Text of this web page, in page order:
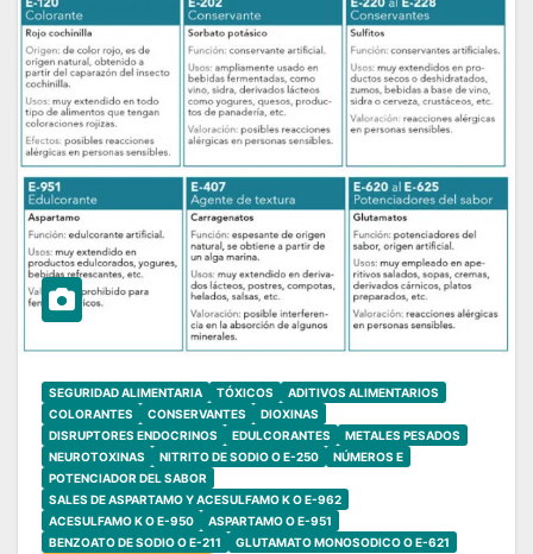
SEGURIDAD ALIMENTARIA TÓXICOS
ADITIVOS ALIMENTARIOS
COLORANTES
CONSERVANTES
DIOXINAS
DISRUPTORES ENDOCRINOS
EDULCORANTES
METALES PESADOS
NEUROTOXINAS
NITRITO DE SODIO O E-250
NÚMEROS E
POTENCIADOR DEL SABOR
SALES DE ASPARTAMO Y ACESULFAMO K O E-962
ACESULFAMO K O E-950
ASPARTAMO O E-951
BENZOATO DE SODIO O E-211
GLUTAMATO MONOSODICO O E-621